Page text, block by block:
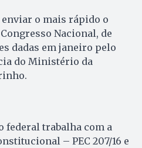
enviar o mais rápido o
Nacional, de
dadas em janeiro pelo
do Ministério da
federal trabalha com a
– PEC 207/16 e